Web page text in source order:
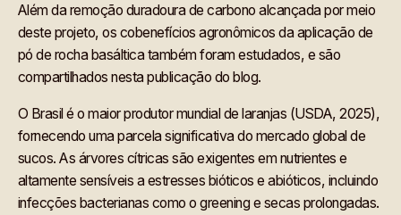
Além da remoção duradoura de carbono alcançada por meio
deste projeto, os cobenefícios agronômicos da aplicação de
pó de rocha basáltica também foram estudados, e são
compartilhados nesta publicação do blog.
O Brasil é o maior produtor mundial de laranjas (USDA, 2025),
fornecendo uma parcela significativa do mercado global de
sucos. As árvores cítricas são exigentes em nutrientes e
altamente sensíveis a estresses bióticos e abióticos, incluindo
infecções bacterianas como o greening e secas prolongadas.